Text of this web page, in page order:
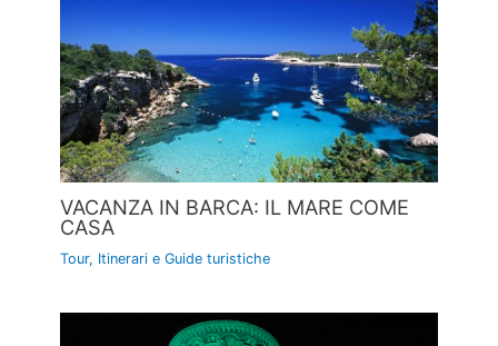
VACANZA IN BARCA: IL MARE COME
CASA
Tour, Itinerari e Guide turistiche